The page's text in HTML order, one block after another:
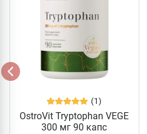
(1)
OstroVit Tryptophan VEGE
300 мг 90 капс